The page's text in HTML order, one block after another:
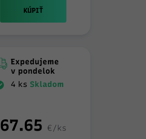
KÚPIŤ
Expedujeme
v pondelok
4 ks Skladom
67.65 €/ks